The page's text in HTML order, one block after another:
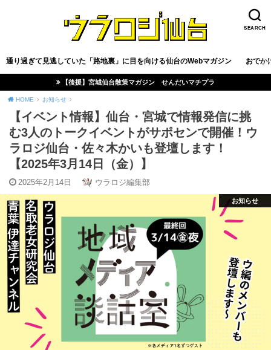
SEARCH
通り過ぎて見逃していた「路地裏」に目を向ける仙台のWebマガジン おでか
【後援】宮城仙台散策マガジン せんだいマチプラ
HOME お知らせ
【イベント情報】仙台・宮城で情報発信に挑
む3人のトークイベントがサポセンで開催！ウ
ラロジ仙台・佐々木かいも登壇します！
【2025年3月14日（金）】
2025年2月14日 ウラロジ編集部
お知らせ